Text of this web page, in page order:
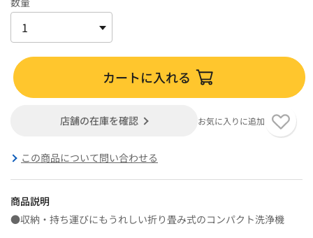
カートに入れる
店舗の在庫を確認 お気に入りに追加
この商品について問い合わせる
商品説明
●収納・持ち運びにもうれしい折り畳み式のコンパクト洗浄機